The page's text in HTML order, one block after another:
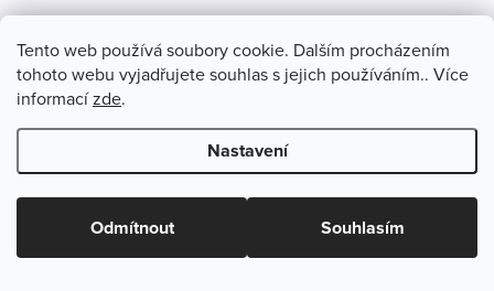
Tento web používá soubory cookie. Dalším procházením
tohoto webu vyjadřujete souhlas s jejich používáním.. Více
informacízde.
Nastavení
Odmítnout Souhlasím
+420 777 592 979
info@homein.cz